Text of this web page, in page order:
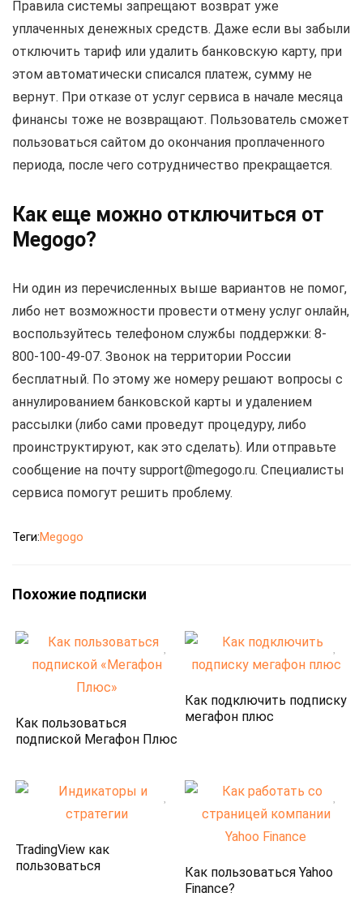
Правила системы запрещают возврат уже
уплаченных денежных средств. Даже если вы забыли
отключить тариф или удалить банковскую карту, при
этом автоматически списался платеж, сумму не
вернут. При отказе от услуг сервиса в начале месяца
финансы тоже не возвращают. Пользователь сможет
пользоваться сайтом до окончания проплаченного
периода, после чего сотрудничество прекращается.
Как еще можно отключиться от
Megogo?
Ни один из перечисленных выше вариантов не помог,
либо нет возможности провести отмену услуг онлайн,
воспользуйтесь телефоном службы поддержки: 8-
800-100-49-07. Звонок на территории России
бесплатный. По этому же номеру решают вопросы с
аннулированием банковской карты и удалением
рассылки (либо сами проведут процедуру, либо
проинструктируют, как это сделать). Или отправьте
сообщение на почту support@megogo.ru. Специалисты
сервиса помогут решить проблему.
Теги:Megogo
Похожие подписки
Как пользоваться
подпиской Мегафон Плюс
Как подключить подписку
мегафон плюс
TradingView как
пользоваться
Как пользоваться Yahoo
Finance?